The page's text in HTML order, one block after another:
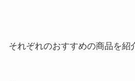
それぞれのおすすめの商品を紹